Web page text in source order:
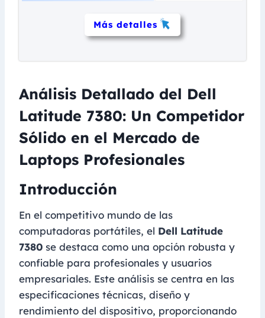
Más detalles
Análisis Detallado del Dell
Latitude 7380: Un Competidor
Sólido en el Mercado de
Laptops Profesionales
Introducción
En el competitivo mundo de las
computadoras portátiles, el Dell Latitude
7380 se destaca como una opción robusta y
confiable para profesionales y usuarios
empresariales. Este análisis se centra en las
especificaciones técnicas, diseño y
rendimiento del dispositivo, proporcionando